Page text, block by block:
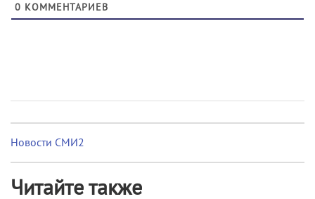
0 КОММЕНТАРИЕВ
Новости СМИ2
Читайте также